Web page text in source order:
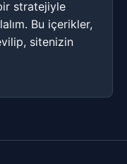
stratejiyle
Bu içerikler,
sitenizin